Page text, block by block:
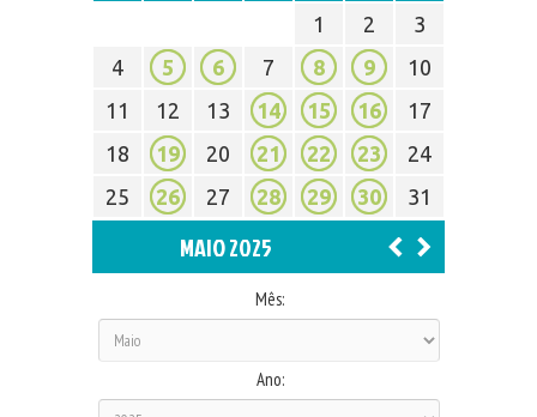
1
2
3
4
5 6 7 8 9
10
11
12 13 14 15 16
17
18
19 20 21 22 23
24
25
26 27 28 29 30 31
MAIO 2025
Mês:
Ano: